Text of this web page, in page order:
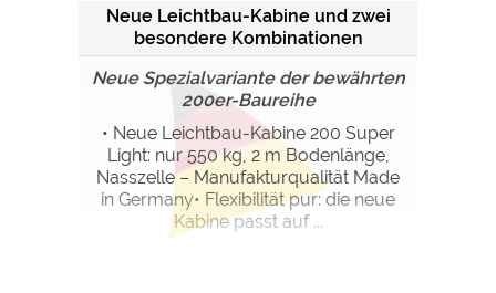
Neue Leichtbau-Kabine und zwei
besondere Kombinationen
Neue Spezialvariante der bewährten
200er-Baureihe
• Neue Leichtbau-Kabine 200 Super
Light: nur 550 kg, 2 m Bodenlänge,
Nasszelle – Manufakturqualität Made
in Germany• Flexibilität pur: die neue
Kabine passt auf ...